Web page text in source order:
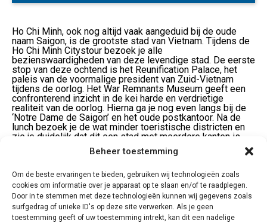
Beheer toestemming
Om de beste ervaringen te bieden, gebruiken wij technologieën zoals
cookies om informatie over je apparaat op te slaan en/of te raadplegen.
Door in te stemmen met deze technologieën kunnen wij gegevens zoals
surfgedrag of unieke ID's op deze site verwerken. Als je geen
toestemming geeft of uw toestemming intrekt, kan dit een nadelige
Ho Chi Minh, ook nog altijd vaak aangeduid bij de oude
naam Saigon, is de grootste stad van Vietnam. Tijdens de
Ho Chi Minh Citystour bezoek je alle
bezienswaardigheden van deze levendige stad. De eerste
stop van deze ochtend is het Reunification Palace, het
paleis van de voormalige president van Zuid-Vietnam
tijdens de oorlog. Het War Remnants Museum geeft een
confronterend inzicht in de kei harde en verdrietige
realiteit van de oorlog. Hierna ga je nog even langs bij de
‘Notre Dame de Saigon’ en het oude postkantoor. Na de
lunch bezoek je de wat minder toeristische districten en
zie je duidelijk dat dit een stad met meerdere kanten is,
die meer te bieden heeft dan je op het eerste gezicht zou
Je wordt door de lokale Engelssprekende gids opgehaald
in het hotel en vertrekt voor een dagprogramma vol met
highlights van deze tot de verbeelding sprekende stad. In
de ochtend bezoek je het Reunification Paleis, het War
Remnants Museum en de prachtige koloniale Notre Dame